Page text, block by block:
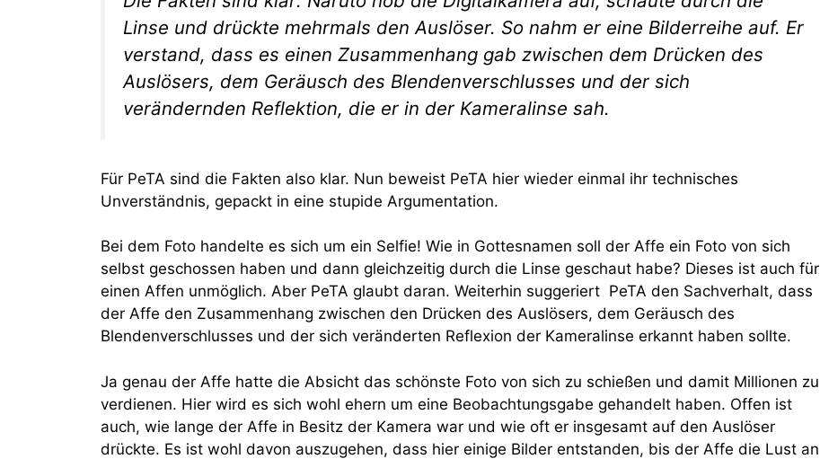
Linse und drückte mehrmals den Auslöser. So nahm er eine Bilderreihe auf. Er
verstand, dass es einen Zusammenhang gab zwischen dem Drücken des
Auslösers, dem Geräusch des Blendenverschlusses und der sich
verändernden Reflektion, die er in der Kameralinse sah.
Für PeTA sind die Fakten also klar. Nun beweist PeTA hier wieder einmal ihr technisches
Unverständnis, gepackt in eine stupide Argumentation.
Bei dem Foto handelte es sich um ein Selfie! Wie in Gottesnamen soll der Affe ein Foto von sich
selbst geschossen haben und dann gleichzeitig durch die Linse geschaut habe? Dieses ist auch für
einen Affen unmöglich. Aber PeTA glaubt daran. Weiterhin suggeriert PeTA den Sachverhalt, dass
der Affe den Zusammenhang zwischen den Drücken des Auslösers, dem Geräusch des
Blendenverschlusses und der sich veränderten Reflexion der Kameralinse erkannt haben sollte.
Ja genau der Affe hatte die Absicht das schönste Foto von sich zu schießen und damit Millionen zu
verdienen. Hier wird es sich wohl ehern um eine Beobachtungsgabe gehandelt haben. Offen ist
auch, wie lange der Affe in Besitz der Kamera war und wie oft er insgesamt auf den Auslöser
drückte. Es ist wohl davon auszugehen, dass hier einige Bilder entstanden, bis der Affe die Lust an